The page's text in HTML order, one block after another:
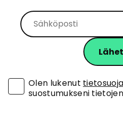
Olen lukenut
suostumukseni